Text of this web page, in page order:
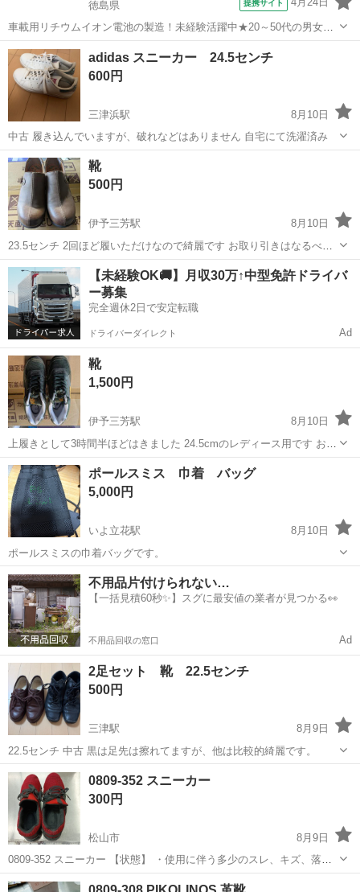
徳島県
提携サイト
車載用リチウムイオン電池の製造！未経験活躍中★20～50代の男女活
躍中！寮費無料★備品付き1R寮完備！自宅からマイカー通勤OK！無料
駐車場完備◎正社員登用制度あり！《徳島県板野郡松茂町》 人気の工
場のお仕事 ◇車載用リチウ...
徳島 その他
adidas スニーカー 24.5センチ
600円
三津浜駅
8月10日
中古 履き込んでいますが、破れなどはありません 自宅にて洗濯済み
愛媛 松山市
靴
500円
伊予三芳駅
8月10日
23.5センチ 2回ほど履いただけなので綺麗です お取り引きはなるべく
近くまでお持ちいたします
愛媛 西条市 伊予三芳駅 靴
【未経験OK🚚】月収30万↑中型免許ドライバ
ー募集
完全週休2日で安定転職
ドライバーダイレクト Ad
靴
1,500円
伊予三芳駅
8月10日
上履きとして3時間半ほどはきました 24.5cmのレディース用です お取
り引きはなるべく近くまでお持ちいたします
愛媛 西条市 靴 上履き
ポールスミス 巾着 バッグ
5,000円
いよ立花駅
8月10日
ポールスミスの巾着バッグです。
愛媛 松山市 いよ立花駅 バッグ
不用品片付けられない…
【一括見積60秒✨】スグに最安値の業者が見つかる👀
不用品回収の窓口 Ad
2足セット 靴 22.5センチ
500円
三津駅
8月9日
22.5センチ 中古 黒は足先は擦れてますが、他は比較的綺麗です。
愛媛 松山市
0809-352 スニーカー
300円
松山市
8月9日
0809-352 スニーカー 【状態】 ・使用に伴う多少のスレ、キズ、落と
しきれない汚れなどございます ・詳細は現地でご確認ください ・お値
愛媛 松山市